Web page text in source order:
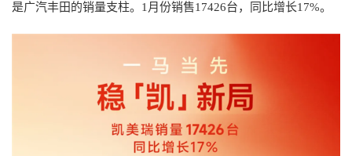
是广汽丰田的销量支柱。1月份销售17426台，同比增长17%。